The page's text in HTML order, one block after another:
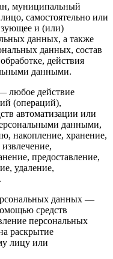
муниципальный
самостоятельно или
и (или)
данных, а также
данных, состав
действия
данными.
любое действие
(операций),
автоматизации или
данными,
накопление, хранение,
предоставление,
удаление,
данных —
средств
персональных
раскрытие
лицу или